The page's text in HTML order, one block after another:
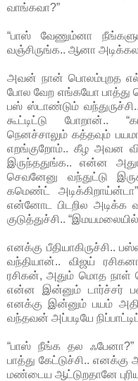
வாங்கவா?”
“பாஸ் வேணும்னா
வஞ்சிருங்க.. ஆனா
அவன் நான் பொலம்புறத
போல வேற எங்கயோ பாத்து
பஸ் ஸ்டாண்டும்
கூட்டிட்டு போறான்..
நெனச்சாலும் கத்தவும்
எறங்குறோம்.. கீழ அவன
இருந்ததுங்க.. என்ன
செவனேனு வந்துட்டு
கமெண்ட்
என்னோட பிடறில
குடுத்துச்சி..
எனக்கு பீதியாகிருச்சி..
வந்தியான்.. விஜய்
ரசிகன், அதும் மொத நாள்
என்ன இன்னும் டார்ச்சர்
எனக்கு இன்னும் பயம்
வந்தவன் அப்படியே
“பாஸ் நீங்க தல
பாத்து கேட்டுச்சி..
மண்டைய ஆட்டுறதானே